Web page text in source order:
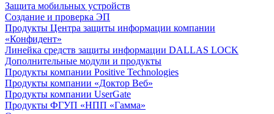
Защита мобильных устройств
Создание и проверка ЭП
Продукты Центра защиты информации компании
«Конфидент»
Линейка средств защиты информации DALLAS LOCK
Дополнительные модули и продукты
Продукты компании Positive Technologies
Продукты компании «Доктор Веб»
Продукты компании UserGate
Продукты ФГУП «НПП «Гамма»